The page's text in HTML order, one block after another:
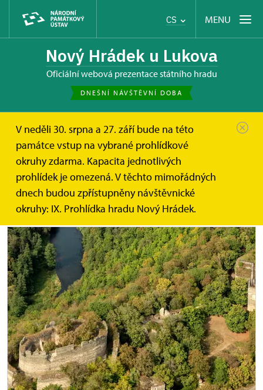
CS MENU
Nový Hrádek u Lukova
oficiální webová prezentace státního hradu
DNEŠNÍ NÁVŠTĚVNÍ DOBA
V neděli 30. srpna a 27. září bude na této
památce vstup na vybrané prohlídkové
okruhy zdarma. Kapacita jednotlivých
prohlídek je omezená. V těchto mimořádných
dnech budou zpřístupněny návštěvnické
okruhy: IX. Prohlídka hradu Nový Hrádek.
Nový Hrádek u Lukova
Informace pro návštěvníky
Prohlídkové okruhy
Prohlídkové okruhy